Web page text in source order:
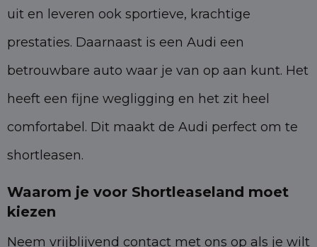
uit en leveren ook sportieve, krachtige
prestaties. Daarnaast is een Audi een
betrouwbare auto waar je van op aan kunt. Het
heeft een fijne wegligging en het zit heel
comfortabel. Dit maakt de Audi perfect om te
shortleasen.
Waarom je voor Shortleaseland moet
kiezen
Neem vrijblijvend contact met ons op als je wilt